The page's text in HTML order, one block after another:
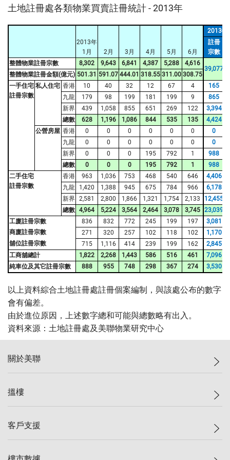
土地註冊處各類物業買賣註冊統計 - 2013年
2013年
1月
2月 3月 4月 5月 6月
2013年
註冊
宗數
整體物業註冊宗數
8,302 9,643 6,841 4,387 5,288 4,616
39,077
整體物業註冊金額(億元) 501.31 591.07 444.01 318.55 311.00 308.75
一手住宅
註冊宗數
私人住宅 香港 10 40 32 12 67 4 165
九龍
179 98 199 181 199 9 865
新界
439 1,058 855 651 269 122 3,394
總數
628 1,196 1,086 844 535 135 4,424
公營房屋 香港 0 0 0 0 0 0
0
九龍
0 0 0 0 0 0
0
新界
0 0 0 195 792 1 988
總數
0 0 0 195 792 1 988
二手住宅
註冊宗數
香港 963 1,036 753 468 540 646 4,406
九龍
1,420 1,388 945 675 784 966 6,178
新界
2,581 2,800 1,866 1,321 1,754 2,133 12,455
總數
4,964 5,224 3,564 2,464 3,078 3,745 23,039
工廈註冊宗數
836 832 772 245 199 197 3,081
商廈註冊宗數
271 320 257 102 118 102 1,170
舖位註冊宗數
715 1,116 414 239 199 162 2,845
工商舖總計
1,822 2,268 1,443 586 516 461 7,096
純車位及其它註冊宗數
888 955 748 298 367 274 3,530
以上資料綜合土地註冊處註冊個案編制，與該處公布的數字
會有偏差。
由於進位原因，上述數字總和可能與總數略有出入。
資料來源：土地註冊處及美聯物業研究中心
關於美聯
美聯集團
人才招募
搵樓
一手新盤
客戶支援
自助放盤